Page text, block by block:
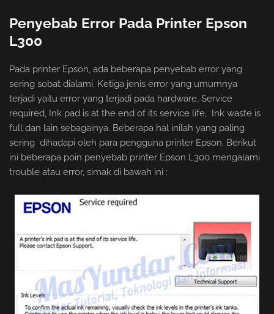
Penyebab Error Pada Printer Epson
L300
Pada printer Epson, ada beberapa penyebab error yang
sering sobat dialami. Ketiga jenis error yang umumnya
terjadi yaitu error yang terjadi pada hardware, Service
required, Ink pad is at the end of its service life, Ink waste is
full dan lain sebagainya. Beberapa hal inilah yang paling
sering dihadapi oleh para pengguna printer Epson. Berikut
ini beberapa poin penyebab printer Epson L300 mengalami
trouble atau error, simak di bawah ini :